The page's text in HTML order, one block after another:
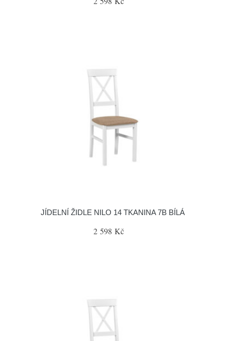
JÍDELNÍ ŽIDLE NILO 14 TKANINA 7B BÍLÁ
2 598 Kč